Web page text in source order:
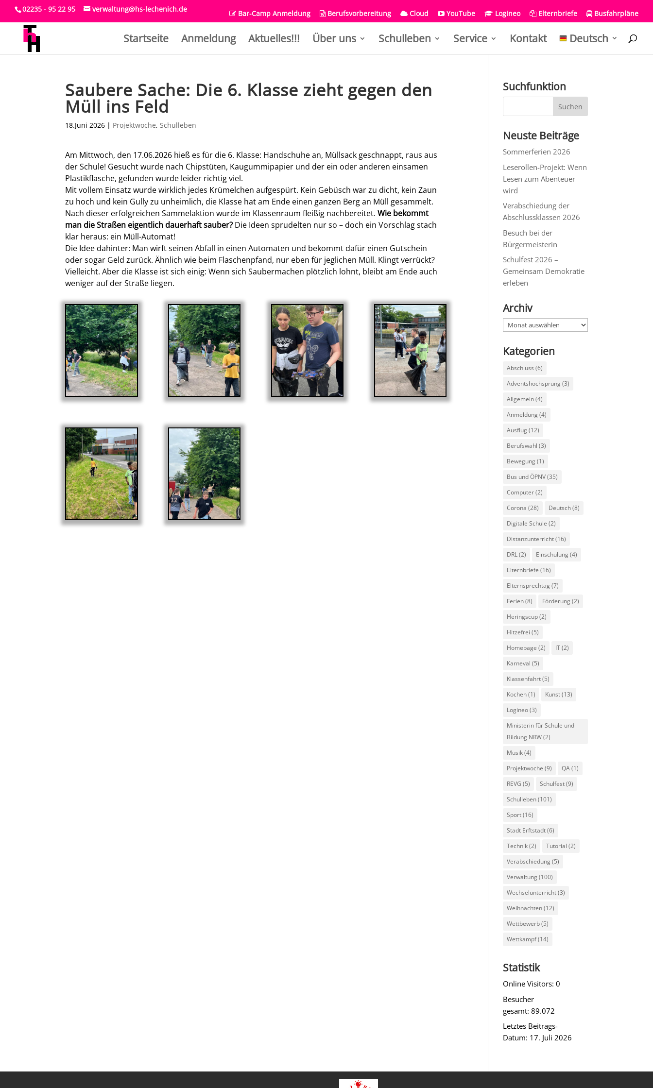
02235 - 95 22 95 verwaltung@hs-lechenich.de Bar-Camp Anmeldung Berufsvorbereitung Cloud YouTube Logineo Elternbriefe Busfahrpläne
Startseite Anmeldung Aktuelles!!! Über uns Schulleben Service Kontakt Deutsch
Saubere Sache: Die 6. Klasse zieht gegen den
Müll ins Feld
18.Juni 2026 | Projektwoche,Schulleben
Am Mittwoch, den 17.06.2026 hieß es für die 6. Klasse: Handschuhe an, Müllsack geschnappt, raus aus
der Schule! Gesucht wurde nach Chipstüten, Kaugummipapier und der ein oder anderen einsamen
Plastikflasche, gefunden wurde leider richtig viel.
Mit vollem Einsatz wurde wirklich jedes Krümelchen aufgespürt. Kein Gebüsch war zu dicht, kein Zaun
zu hoch und kein Gully zu unheimlich, die Klasse hat am Ende einen ganzen Berg an Müll gesammelt.
Nach dieser erfolgreichen Sammelaktion wurde im Klassenraum fleißig nachbereitet.Wie bekommt
man die Straßen eigentlich dauerhaft sauber? Die Ideen sprudelten nur so – doch ein Vorschlag stach
klar heraus: ein Müll-Automat!
Die Idee dahinter: Man wirft seinen Abfall in einen Automaten und bekommt dafür einen Gutschein
oder sogar Geld zurück. Ähnlich wie beim Flaschenpfand, nur eben für jeglichen Müll. Klingt verrückt?
Vielleicht. Aber die Klasse ist sich einig: Wenn sich Saubermachen plötzlich lohnt, bleibt am Ende auch
weniger auf der Straße liegen.
Suchfunktion
Neuste Beiträge
Sommerferien 2026
Leserollen-Projekt: Wenn
Lesen zum Abenteuer
wird
Verabschiedung der
Abschlussklassen 2026
Besuch bei der
Bürgermeisterin
Schulfest 2026 –
Gemeinsam Demokratie
erleben
Archiv
Archiv
Kategorien
Abschluss (6)
Adventshochsprung(3)
Allgemein(4)
Anmeldung(4)
Ausflug(12)
Berufswahl (3)
Bewegung(1)
Bus und ÖPNV(35)
Computer(2)
Corona (28) Deutsch(8)
Digitale Schule (2)
Distanzunterricht(16)
DRL(2) Einschulung(4)
Elternbriefe (16)
Elternsprechtag(7)
Ferien(8) Förderung(2)
Heringscup(2)
Hitzefrei (5)
Homepage (2) IT(2)
Karneval (5)
Klassenfahrt(5)
Kochen(1) Kunst(13)
Logineo(3)
Ministerin für Schule und
Bildung NRW(2)
Musik(4)
Projektwoche (9) QA(1)
REVG (5) Schulfest(9)
Schulleben(101)
Sport(16)
Stadt Erftstadt(6)
Technik(2) Tutorial (2)
Verabschiedung(5)
Verwaltung(100)
Wechselunterricht(3)
Weihnachten(12)
Wettbewerb(5)
Wettkampf(14)
Statistik
Online Visitors:0
Besucher
gesamt:89.072
Letztes Beitrags-
Datum: 17. Juli 2026